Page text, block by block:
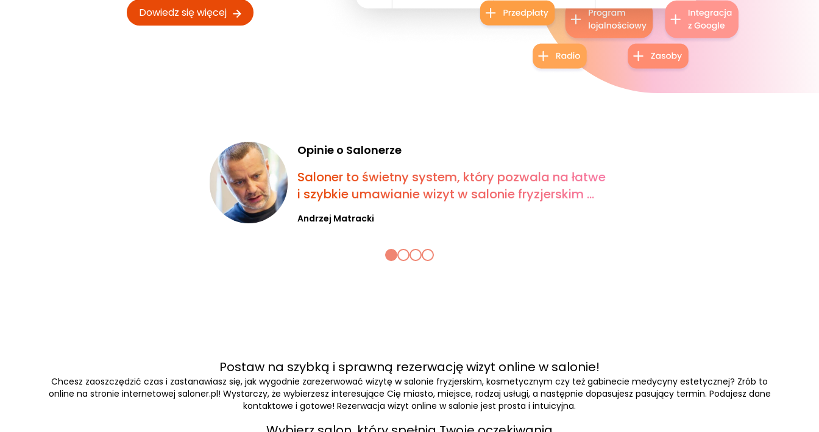
Dowiedz się więcej
Opinie o Salonerze
Saloner to świetny system, który pozwala na łatwe
i szybkie umawianie wizyt w salonie fryzjerskim ...
Andrzej Matracki
Postaw na szybką i sprawną rezerwację wizyt online w salonie!
Chcesz zaoszczędzić czas i zastanawiasz się, jak wygodnie zarezerwować wizytę w salonie fryzjerskim, kosmetycznym czy też gabinecie medycyny estetycznej? Zrób to
online na stronie internetowej saloner.pl! Wystarczy, że wybierzesz interesujące Cię miasto, miejsce, rodzaj usługi, a następnie dopasujesz pasujący termin. Podajesz dane
kontaktowe i gotowe! Rezerwacja wizyt online w salonie jest prosta i intuicyjna.